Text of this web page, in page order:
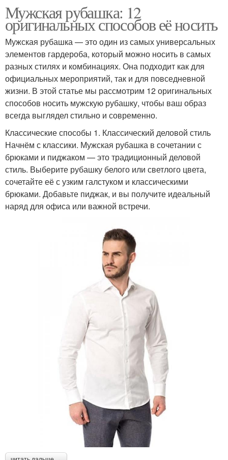
Мужская рубашка: 12
оригинальных способов её носить
Мужская рубашка — это один из самых универсальных
элементов гардероба, который можно носить в самых
разных стилях и комбинациях. Она подходит как для
официальных мероприятий, так и для повседневной
жизни. В этой статье мы рассмотрим 12 оригинальных
способов носить мужскую рубашку, чтобы ваш образ
всегда выглядел стильно и современно.
Классические способы 1. Классический деловой стиль
Начнём с классики. Мужская рубашка в сочетании с
брюками и пиджаком — это традиционный деловой
стиль. Выберите рубашку белого или светлого цвета,
сочетайте её с узким галстуком и классическими
брюками. Добавьте пиджак, и вы получите идеальный
наряд для офиса или важной встречи.